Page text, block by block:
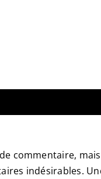
commentaire,
indésirables.